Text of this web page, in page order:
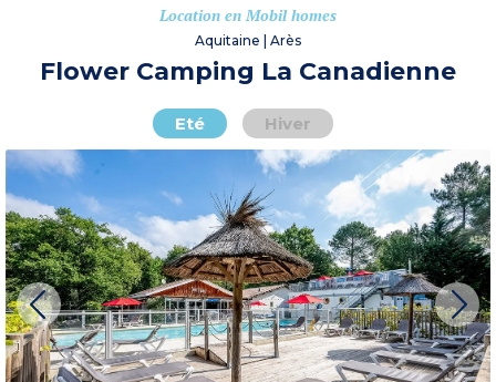
Location en Mobil homes
Aquitaine | Arès
Flower Camping La Canadienne
Eté Hiver